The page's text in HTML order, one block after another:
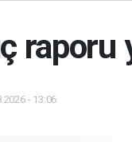
raporu
- 13:06